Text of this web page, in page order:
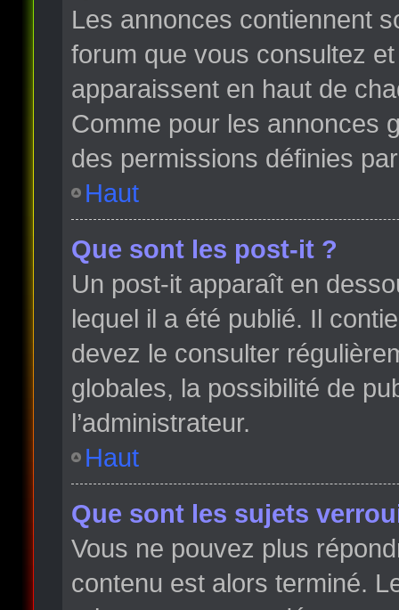
Les annonces contiennent
forum que vous consultez
apparaissent en haut de
Comme pour les annonces
des permissions définies
Haut
Que sont les post-it ?
Un post-it apparaît en
lequel il a été publié. Il
devez le consulter
globales, la possibilité de
l’administrateur.
Haut
Que sont les sujets
Vous ne pouvez plus
contenu est alors terminé.